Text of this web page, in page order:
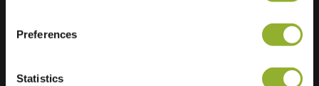
Preferences
Statistics